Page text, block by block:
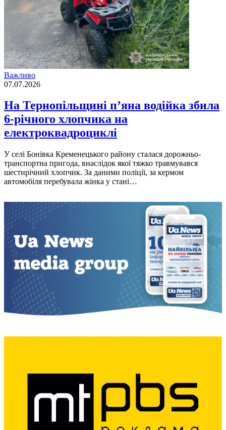
Важливо
07.07.2026
На Тернопільщині п’яна водійка збила
6-річного хлопчика на
електроквадроциклі
У селі Бонівка Кременецького району сталася дорожньо-
транспортна пригода, внаслідок якої тяжко травмувався
шестирічний хлопчик. За даними поліції, за кермом
автомобіля перебувала жінка у стані…